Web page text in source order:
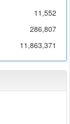
11,552
286,807
11,863,371